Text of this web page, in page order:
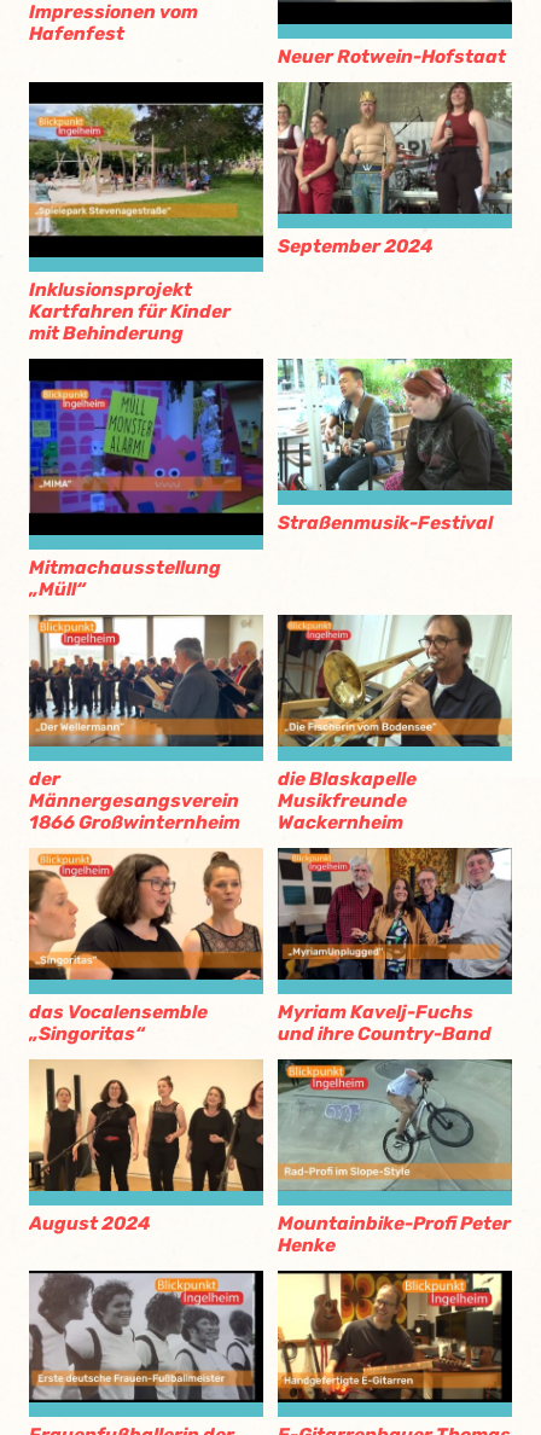
Impressionen vom
Hafenfest
Neuer Rotwein-Hofstaat
Inklusionsprojekt
Kartfahren für Kinder
mit Behinderung
September 2024
Mitmachausstellung
„Müll“
Straßenmusik-Festival
der
Männergesangsverein
1866 Großwinternheim
die Blaskapelle
Musikfreunde
Wackernheim
das Vocalensemble
„Singoritas“
Myriam Kavelj-Fuchs
und ihre Country-Band
August 2024
Mountainbike-Profi Peter
Henke